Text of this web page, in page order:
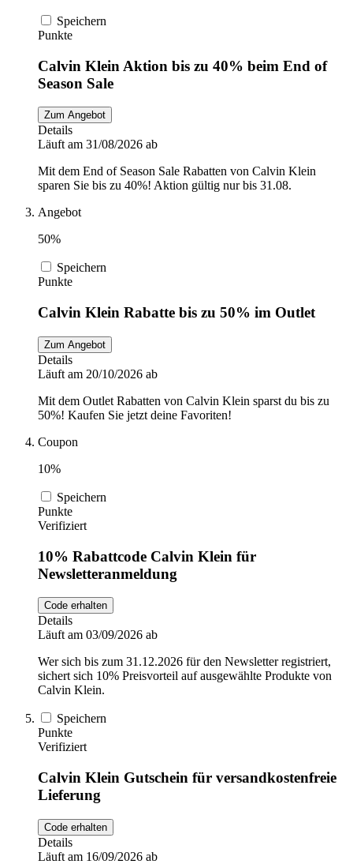
Speichern
Punkte
Calvin Klein Aktion bis zu 40% beim End of
Season Sale
Zum Angebot
Details
Läuft am 31/08/2026 ab
Mit dem End of Season Sale Rabatten von Calvin Klein
sparen Sie bis zu 40%! Aktion gültig nur bis 31.08.
Angebot
50%
Speichern
Punkte
Calvin Klein Rabatte bis zu 50% im Outlet
Zum Angebot
Details
Läuft am 20/10/2026 ab
Mit dem Outlet Rabatten von Calvin Klein sparst du bis zu
50%! Kaufen Sie jetzt deine Favoriten!
Coupon
10%
Speichern
Punkte
Verifiziert
10% Rabattcode Calvin Klein für
Newsletteranmeldung
Code erhalten
Details
Läuft am 03/09/2026 ab
Wer sich bis zum 31.12.2026 für den Newsletter registriert,
sichert sich 10% Preisvorteil auf ausgewählte Produkte von
Calvin Klein.
Speichern
Punkte
Verifiziert
Calvin Klein Gutschein für versandkostenfreie
Lieferung
Code erhalten
Details
Läuft am 16/09/2026 ab